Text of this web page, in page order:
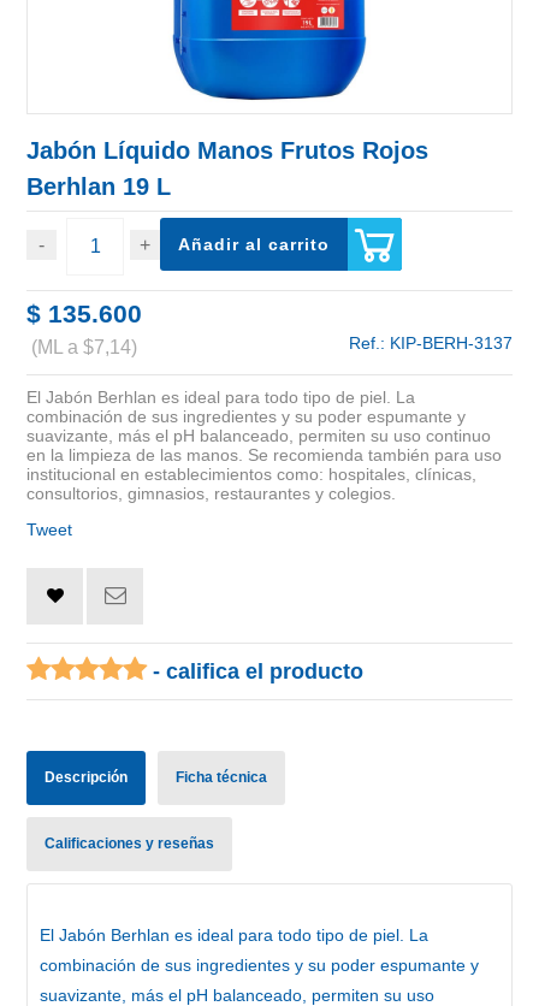
Jabón Líquido Manos Frutos Rojos
Berhlan 19 L
Añadir al carrito
$ 135.600
(ML a $7,14) Ref.: KIP-BERH-3137
El Jabón Berhlan es ideal para todo tipo de piel. La
combinación de sus ingredientes y su poder espumante y
suavizante, más el pH balanceado, permiten su uso continuo
en la limpieza de las manos. Se recomienda también para uso
institucional en establecimientos como: hospitales, clínicas,
consultorios, gimnasios, restaurantes y colegios.
Tweet
- califica el producto
Descripción Ficha técnica
Calificaciones y reseñas
El Jabón Berhlan es ideal para todo tipo de piel. La
combinación de sus ingredientes y su poder espumante y
suavizante, más el pH balanceado, permiten su uso